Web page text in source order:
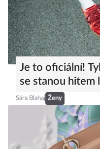
Je to oficiální!
se stanou hitem
Sára Blahaj Ženy